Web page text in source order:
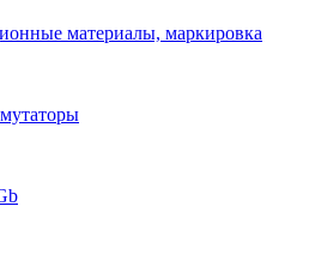
материалы, маркировка